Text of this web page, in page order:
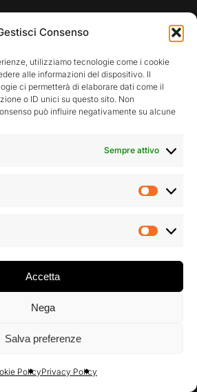
Consenso
utilizziamo tecnologie come i cookie
alle informazioni del dispositivo. Il
ci permetterà di elaborare dati come il
o ID unici su questo sito. Non
può influire negativamente su alcune
Sempre attivo
Accetta
Nega
Salva preferenze
PolicyPrivacy Policy
WHISTLEBLOWING
sulle nostre attività